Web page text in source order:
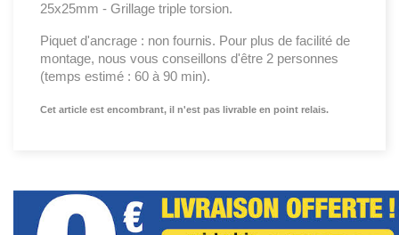
25x25mm - Grillage triple torsion.
Piquet d'ancrage : non fournis. Pour plus de facilité de
montage, nous vous conseillons d'être 2 personnes
(temps estimé : 60 à 90 min).
Cet article est encombrant, il n'est pas livrable en point relais.